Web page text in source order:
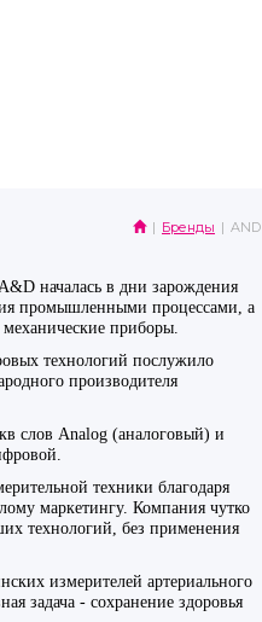
Бренды AND
началась в дни зарождения
промышленными процессами, а
приборы.
технологий послужило
производителя
слов Analog (аналоговый) и
техники благодаря
маркетингу. Компания чутко
технологий, без применения
измерителей артериального
задача - сохранение здоровья